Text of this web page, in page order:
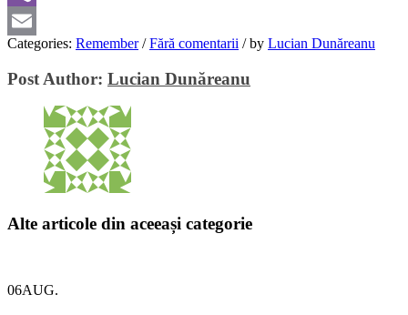
Viber
Email
Categories: Remember / Fără comentarii /by Lucian Dunăreanu
Post Author: Lucian Dunăreanu
Alte articole din aceeași categorie
06AUG.